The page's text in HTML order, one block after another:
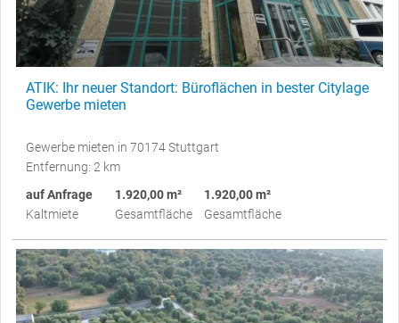
ATIK: Ihr neuer Standort: Büroflächen in bester Citylage
Gewerbe mieten
Gewerbe mieten in 70174 Stuttgart
Entfernung: 2 km
auf Anfrage
Kaltmiete
1.920,00 m²
Gesamtfläche
1.920,00 m²
Gesamtfläche